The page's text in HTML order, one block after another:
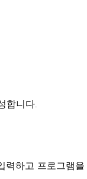
합니다.
력하고 프로그램